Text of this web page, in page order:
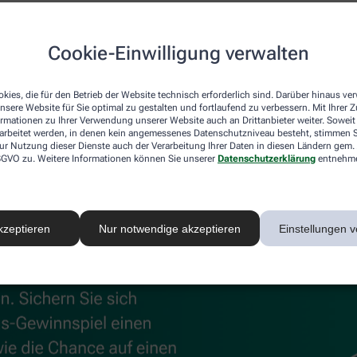
Cookie-Einwilligung verwalten
die für den Betrieb der Website technisch erforderlich sind. Darüber hinaus
Website für Sie optimal zu gestalten und fortlaufend zu verbessern. Mit Ihrer
zu Ihrer Verwendung unserer Website auch an Drittanbieter weiter. Soweit
werden, in denen kein angemessenes Datenschutzniveau besteht, stimmen
Nutzung dieser Dienste auch der Verarbeitung Ihrer Daten in diesen Ländern
zu. Weitere Informationen können Sie unserer Datenschutzerklärung
Nur notwendige akzeptieren Einstellungen
und Gelenke
unterstützen
Beschwerden effektiv lindert, sorgt die Wärmecreme für